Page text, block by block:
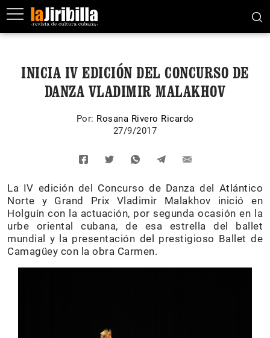
INICIA IV EDICIÓN DEL CONCURSO DE
DANZA VLADIMIR MALAKHOV
Por: Rosana Rivero Ricardo
27/9/2017
La IV edición del Concurso de Danza del Atlántico
Norte y Grand Prix Vladimir Malakhov inició en
Holguín con la actuación, por segunda ocasión en la
urbe oriental cubana, de esa estrella del ballet
mundial y la presentación del prestigioso Ballet de
Camagüey con la obra Carmen.